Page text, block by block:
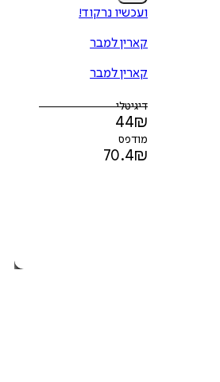
ועכשיו נרקוד!
קארין למבר
קארין למבר
דיגיטלי
44₪
מודפס
70.4₪